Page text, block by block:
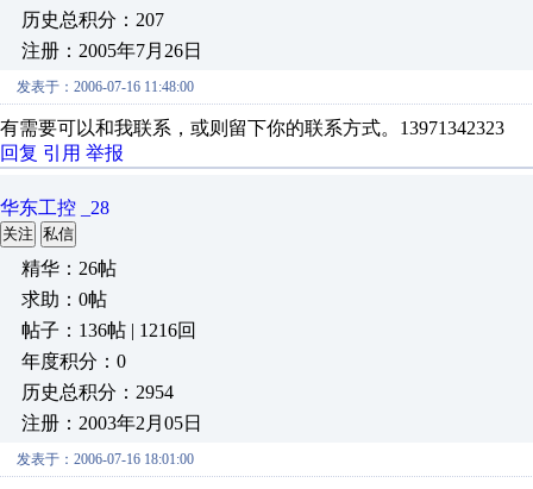
历史总积分：207
注册：2005年7月26日
发表于：2006-07-16 11:48:00
有需要可以和我联系，或则留下你的联系方式。13971342323
回复 引用 举报
华东工控 _28
关注 私信
精华：26帖
求助：0帖
帖子：136帖 | 1216回
年度积分：0
历史总积分：2954
注册：2003年2月05日
发表于：2006-07-16 18:01:00